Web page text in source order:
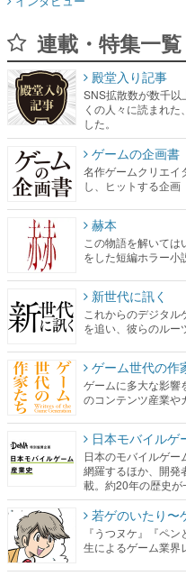
連載・特集一覧
殿堂入り記事
SNS拡散数が数千以
くの人々に読まれた
した。
ゲームの企画書
名作ゲームクリエイ
し、ヒットする企画
赫本
この物語を解いて
をした短編ホラー小
新世代に訊く
これからのデジタ
を追い、彼らのルー
ゲーム世代の作
ゲームに多大な影響
のコンテンツ産業や
日本モバイルゲ
日本のモバイルゲ
網羅するほか、開発
載。約20年の歴史が
若ゲのいたり〜
『うつヌケ』『ペ
生によるゲーム業界